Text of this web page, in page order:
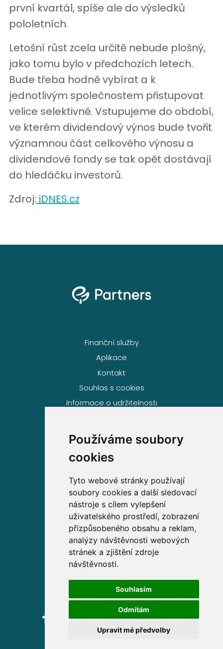
Používáme soubory
cookies
Tyto webové stránky používají
soubory cookies a další sledovací
nástroje s cílem vylepšení
uživatelského prostředí, zobrazení
přizpůsobeného obsahu a reklam,
analýzy návštěvnosti webových
stránek a zjištění zdroje
návštěvnosti.
Souhlasím
Odmítám
Upravit mé předvolby
první kvartál, spíše ale do výsledků
pololetních.
Letošní růst zcela určitě nebude plošný,
jako tomu bylo v předchozích letech.
Bude třeba hodně vybírat a k
jednotlivým společnostem přistupovat
velice selektivně. Vstupujeme do období,
ve kterém dividendový výnos bude tvořit
významnou část celkového výnosu a
dividendové fondy se tak opět dostávají
do hledáčku investorů.
Zdroj: iDNES.cz
Finanční služby
Aplikace
Kontakt
Souhlas s cookies
Informace o udržitelnosti
Volejte zdarma na
800 63 63 63
Sídlo společnosti
Partners Financial Services, a.s.
Prague Gate, 4. patro,
Türkova 2319/5b, 149 00
Praha 4 – Chodov